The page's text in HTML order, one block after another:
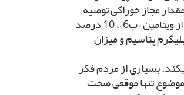
به دست مى‏دهد که فزون‏تر از 40 درصد مقدار مجاز خوراکى توصیه
شده (آر دى اى) ویژه بزرگسالان، توأم با 20 درصد میزان مزبور از ویتامین «ب‏6»، 10 درصد
خوراکى توصیه شده نیاسین، آهن و منیزیم، 480 میلى‏گرم پتاسیم و میزان
بسیارى از مردم فکر
تنها موقعى صحت